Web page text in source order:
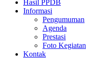
Hasil PPDB
Informasi
Pengumuman
Agenda
Prestasi
Foto Kegiatan
Kontak